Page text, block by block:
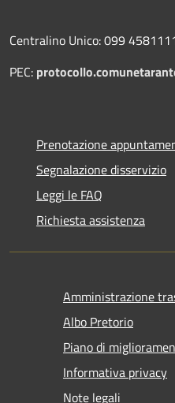
Centralino Unico: 099
PEC:
Prenotazione
Segnalazione disservizio
Leggi le FAQ
Richiesta assistenza
Amministrazione
Albo Pretorio
Piano di
Informativa privacy
Note legali